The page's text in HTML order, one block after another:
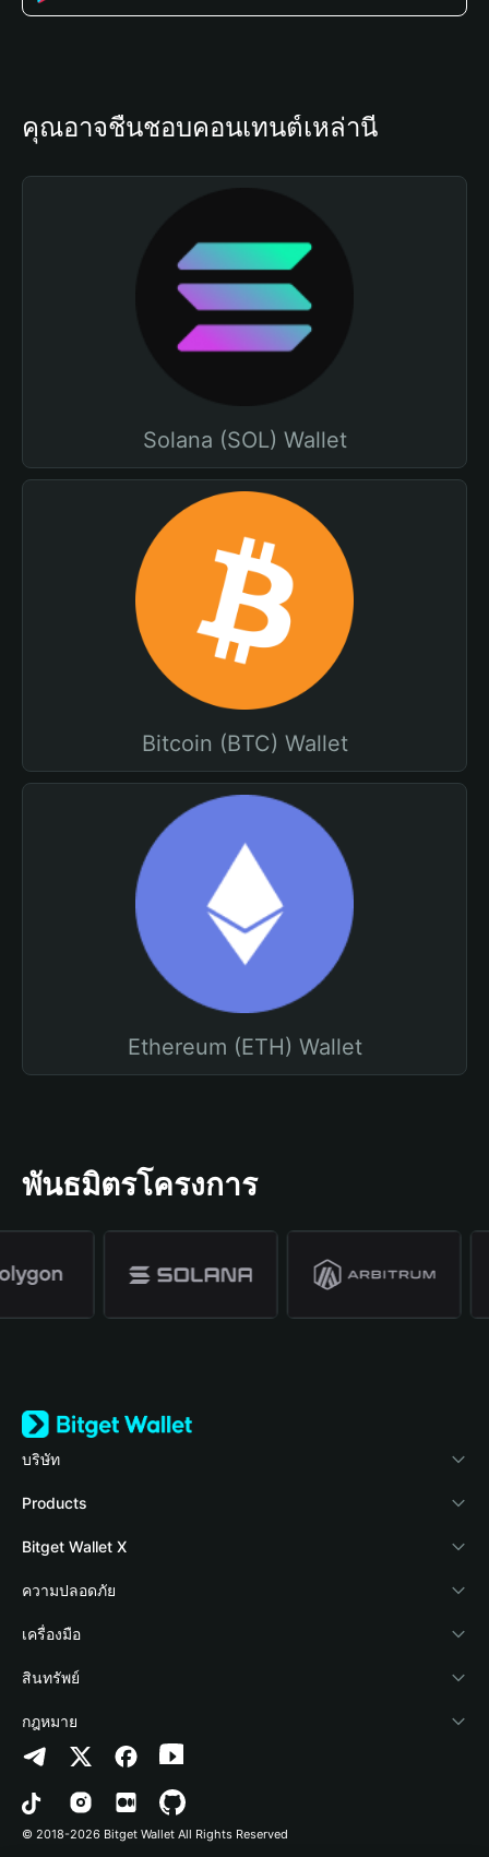
คุณอาจชื่นชอบคอนเทนต์เหล่านี้
Solana (SOL) Wallet
Bitcoin (BTC) Wallet
Ethereum (ETH) Wallet
พันธมิตรโครงการ
บริษัท
เกี่ยวกับ Bitget Wallet
Blog
Academy
ข่าวสารด้านคริปโต
ศูนย์ช่วยเหลือ
ติดต่อเรา
ทรัพยากรข้อมูลของแบรนด์
อาชีพ
Products
Crypto Card
Stablecoin Earn
Payfi Crypto
Crypto Swap API
Altcoin Season Index
Prediction Markets
DApp
Bitget Wallet X
นักพัฒนา
เชื่อมต่อ Wallet
Bitget Wallet Pay
ลิสต์โปรเจกต์
ความปลอดภัย
Protection Fund
เทคโนโลยีความปลอดภัย
เครื่องมือ
ซื้อคริปโต
การตรวจจับการอนุญาต
การตรวจจับสัญญา
การโอนเป็นชุด
สินทรัพย์
Arbitrum
Avalanche
Bitcoin
กฎหมาย
นโยบายความเป็นส่วนตัว
ข้อตกลงในการใช้บริการ
© 2018-2026 Bitget Wallet All Rights Reserved